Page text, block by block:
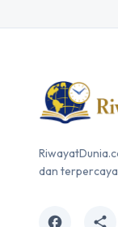
dan terpercaya
facebook share